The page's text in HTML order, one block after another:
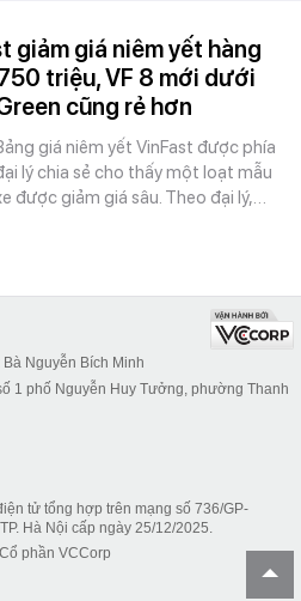
giảm giá niêm yết hàng
triệu, VF 8 mới dưới
cũng rẻ hơn
giá niêm yết VinFast được phía
lý chia sẻ cho thấy một loạt mẫu
được giảm giá sâu. Theo đại lý,…
Nguyễn Bích Minh
1 phố Nguyễn Huy Tưởng, phường Thanh
tử tổng hợp trên mạng số 736/GP-
Hà Nội cấp ngày 25/12/2025.
phần VCCorp